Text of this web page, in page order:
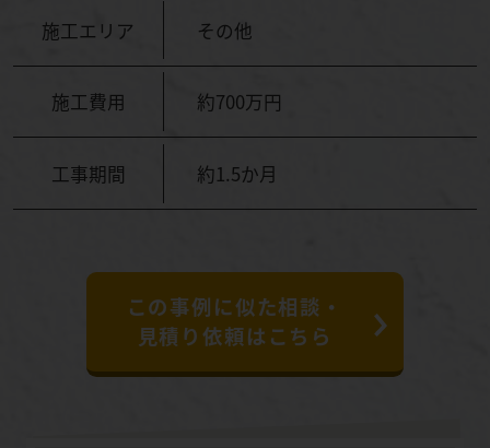
施工エリア その他
施工費用 約700万円
工事期間 約1.5か月
この事例に似た相談・
見積り依頼はこちら